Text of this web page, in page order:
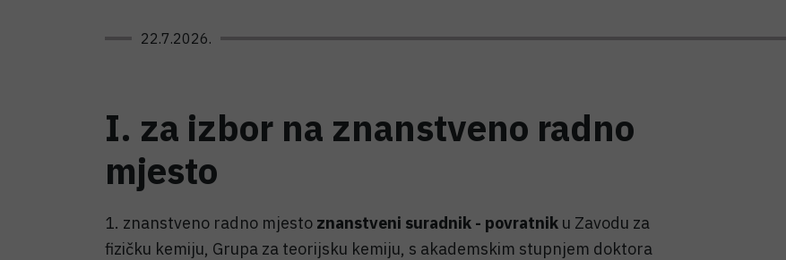
22.7.2026.
I. za izbor na znanstveno radno
mjesto
1. znanstveno radno mjesto znanstveni suradnik - povratnik u Zavodu za
fizičku kemiju, Grupa za teorijsku kemiju, s akademskim stupnjem doktora